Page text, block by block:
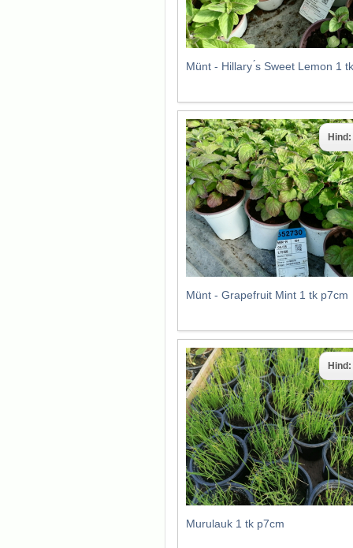
Münt - Hillary ́s Sweet Lemon 1
Münt - Grapefruit Mint 1 tk p7cm
Hind:
Murulauk 1 tk p7cm
Hind: